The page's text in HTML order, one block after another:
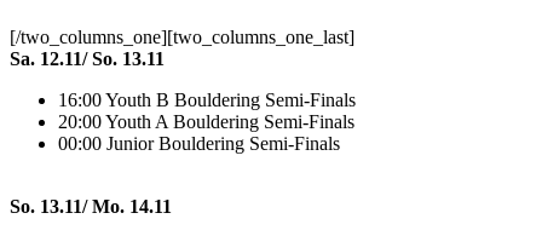
[/two_columns_one][two_columns_one_last]
Sa. 12.11/ So. 13.11
16:00 Youth B Bouldering Semi-Finals
20:00 Youth A Bouldering Semi-Finals
00:00 Junior Bouldering Semi-Finals
So. 13.11/ Mo. 14.11